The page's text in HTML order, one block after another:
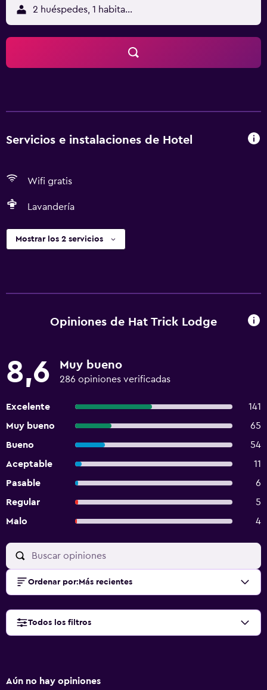
2 huéspedes, 1 habitación
Servicios e instalaciones de Hotel
Wifi gratis
Lavandería
Mostrar los 2 servicios
Opiniones de Hat Trick Lodge
8,6 Muy bueno
286 opiniones verificadas
Excelente
141
Muy bueno
65
Bueno
54
Aceptable
11
Pasable
6
Regular
5
Malo
4
Ordenar por: Más recientes
Todos los filtros
Aún no hay opiniones